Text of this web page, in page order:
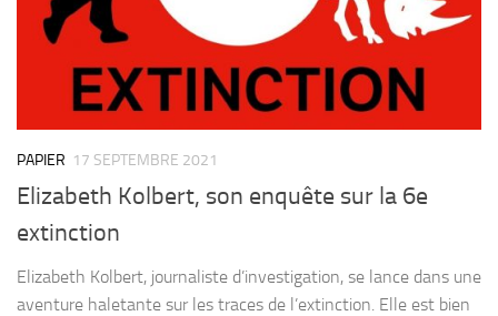
PAPIER 17 SEPTEMBRE 2021
Elizabeth Kolbert, son enquête sur la 6e
extinction
Elizabeth Kolbert, journaliste d’investigation, se lance dans une
aventure haletante sur les traces de l’extinction. Elle est bien